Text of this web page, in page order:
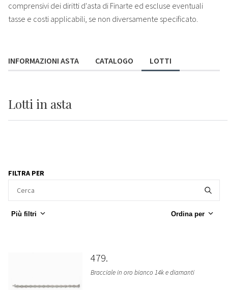
comprensivi dei diritti d'asta di Finarte ed escluse eventuali
tasse e costi applicabili, se non diversamente specificato.
INFORMAZIONI ASTA CATALOGO LOTTI
Lotti in asta
FILTRA PER
Più filtri Ordina per
479
Bracciale in oro bianco 14k e diamanti